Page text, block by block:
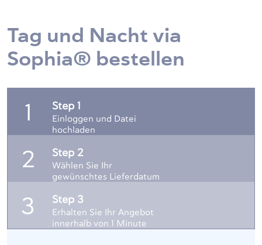
Tag und Nacht via
Sophia® bestellen
1 Step 1
Einloggen und Datei
hochladen
2 Step 2
Wählen Sie Ihr
gewünschtes Lieferdatum
3 Step 3
Erhalten Sie Ihr Angebot
innerhalb von 1 Minute